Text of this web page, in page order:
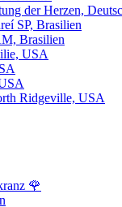
der Herzen,
SP, Brasilien
Brasilien
USA
Ridgeville, USA
🌹